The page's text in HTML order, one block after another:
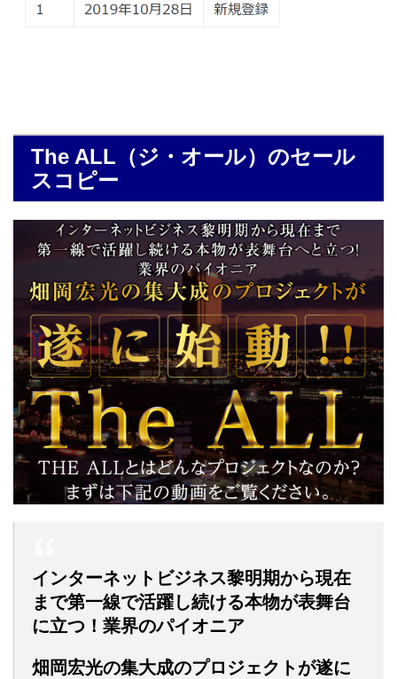
The ALL（ジ・オール）のセール
スコピー
インターネットビジネス黎明期から現在
まで第一線で活躍し続ける本物が表舞台
に立つ！業界のパイオニア
畑岡宏光の集大成のプロジェクトが遂に